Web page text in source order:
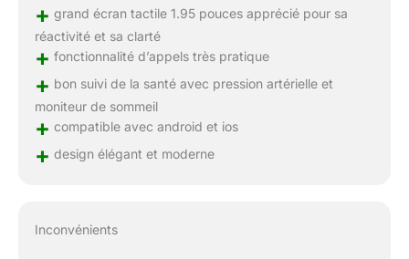
+ grand écran tactile 1.95 pouces apprécié pour sa
réactivité et sa clarté
+ fonctionnalité d’appels très pratique
+ bon suivi de la santé avec pression artérielle et
moniteur de sommeil
+ compatible avec android et ios
+ design élégant et moderne
Inconvénients